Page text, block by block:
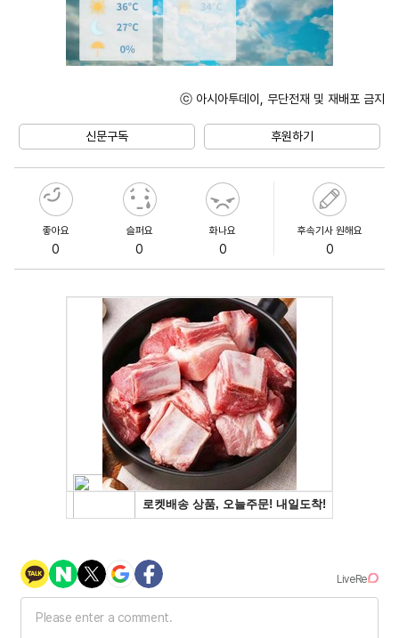
ⓒ 아시아투데이, 무단전재 및 재배포 금지
신문구독 후원하기
좋아요
0
슬퍼요
0
화나요
0
후속기사 원해요
0